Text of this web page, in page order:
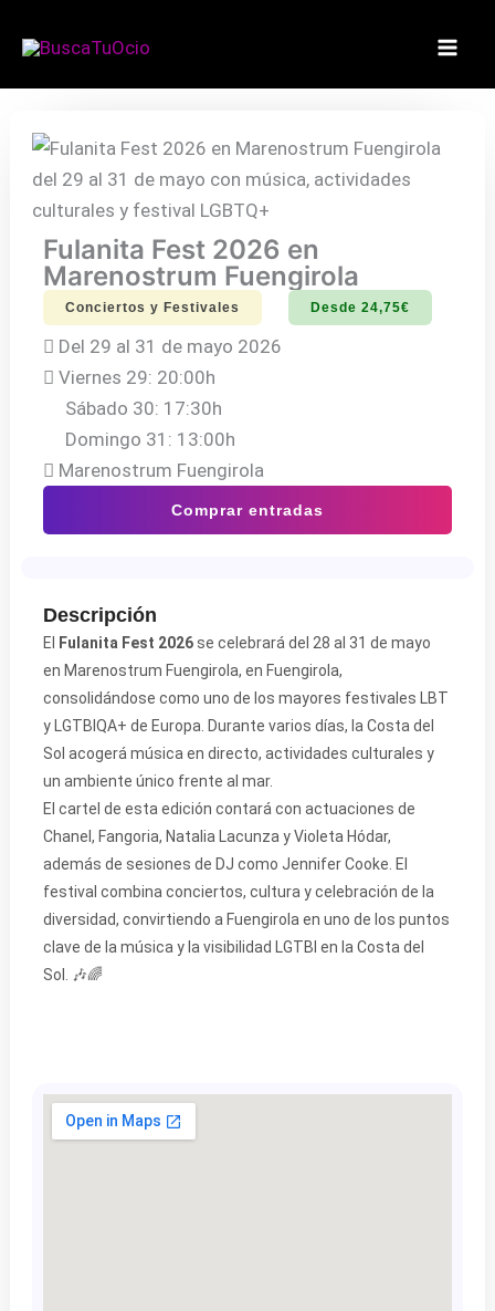
Fulanita Fest 2026 en
Marenostrum Fuengirola
Conciertos y Festivales Desde 24,75€
Del 29 al 31 de mayo 2026
Viernes 29: 20:00h
Sábado 30: 17:30h
Domingo 31: 13:00h
Marenostrum Fuengirola
Comprar entradas
Descripción
El Fulanita Fest 2026se celebrará del 28 al 31 de mayo
en Marenostrum Fuengirola, en Fuengirola,
consolidándose como uno de los mayores festivales LBT
y LGTBIQA+ de Europa. Durante varios días, la Costa del
Sol acogerá música en directo, actividades culturales y
un ambiente único frente al mar.
El cartel de esta edición contará con actuaciones de
Chanel, Fangoria, Natalia Lacunza yVioleta Hódar,
además de sesiones de DJ como Jennifer Cooke . El
festival combina conciertos, cultura y celebración de la
diversidad, convirtiendo a Fuengirola en uno de los puntos
clave de la música y la visibilidad LGTBI en la Costa del
Sol. 🎶🌈